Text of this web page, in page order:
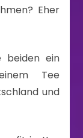
Eher
beiden ein
Tee
und